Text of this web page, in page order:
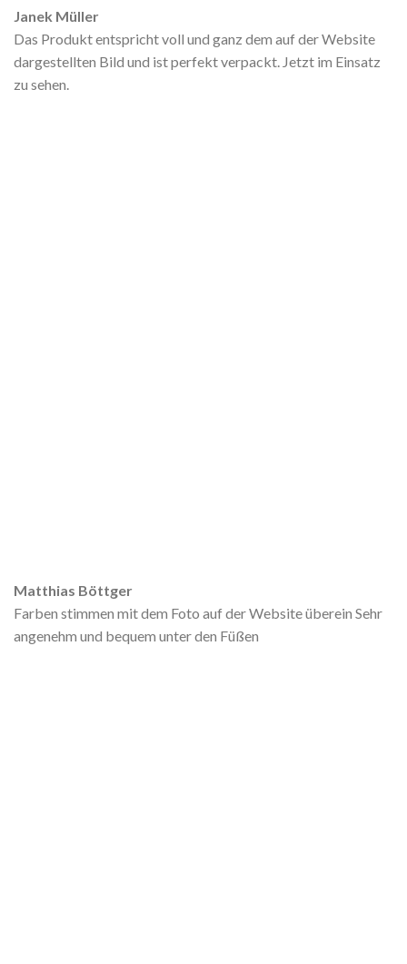
Janek Müller
Das Produkt entspricht voll und ganz dem auf der Website
dargestellten Bild und ist perfekt verpackt. Jetzt im Einsatz
zu sehen.
Matthias Böttger
Farben stimmen mit dem Foto auf der Website überein Sehr
angenehm und bequem unter den Füßen